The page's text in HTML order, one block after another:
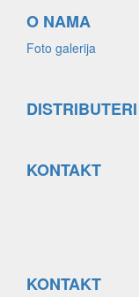
O NAMA
Foto galerija
DISTRIBUTERI
KONTAKT
KONTAKT